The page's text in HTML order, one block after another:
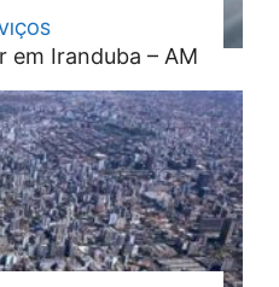
em Iranduba – AM